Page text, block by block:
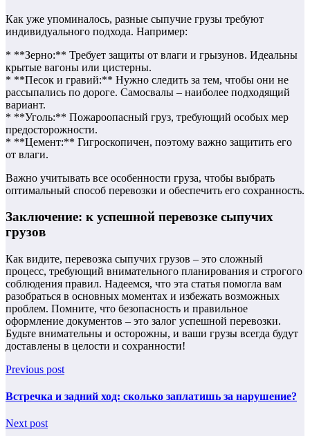
Как уже упоминалось, разные сыпучие грузы требуют
индивидуального подхода. Например:
* **Зерно:** Требует защиты от влаги и грызунов. Идеальны
крытые вагоны или цистерны.
* **Песок и гравий:** Нужно следить за тем, чтобы они не
рассыпались по дороге. Самосвалы – наиболее подходящий
вариант.
* **Уголь:** Пожароопасный груз, требующий особых мер
предосторожности.
* **Цемент:** Гигроскопичен, поэтому важно защитить его
от влаги.
Важно учитывать все особенности груза, чтобы выбрать
оптимальный способ перевозки и обеспечить его сохранность.
Заключение: к успешной перевозке сыпучих
грузов
Как видите, перевозка сыпучих грузов – это сложный
процесс, требующий внимательного планирования и строгого
соблюдения правил. Надеемся, что эта статья помогла вам
разобраться в основных моментах и избежать возможных
проблем. Помните, что безопасность и правильное
оформление документов – это залог успешной перевозки.
Будьте внимательны и осторожны, и ваши грузы всегда будут
доставлены в целости и сохранности!
Previous post
Встречка и задний ход: сколько заплатишь за нарушение?
Next post